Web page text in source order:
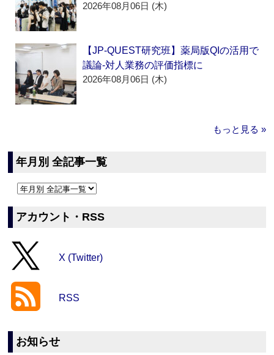
2026年08月06日 (木)
【JP-QUEST研究班】薬局版QIの活用で
議論‐対人業務の評価指標に
2026年08月06日 (木)
もっと見る »
年月別 全記事一覧
アカウント・RSS
X (Twitter)
RSS
お知らせ